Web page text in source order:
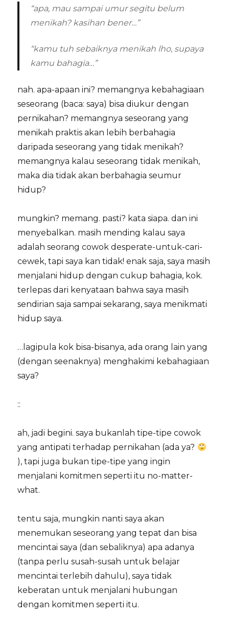
“apa, mau sampai umur segitu belum
menikah? kasihan bener…”
“kamu tuh sebaiknya menikah lho, supaya
kamu bahagia…”
nah. apa-apaan ini? memangnya kebahagiaan
seseorang (baca: saya) bisa diukur dengan
pernikahan? memangnya seseorang yang
menikah praktis akan lebih berbahagia
daripada seseorang yang tidak menikah?
memangnya kalau seseorang tidak menikah,
maka dia tidak akan berbahagia seumur
hidup?
mungkin? memang. pasti? kata siapa. dan ini
menyebalkan. masih mending kalau saya
adalah seorang cowok desperate-untuk-cari-
cewek, tapi saya kan tidak! enak saja, saya masih
menjalani hidup dengan cukup bahagia, kok.
terlepas dari kenyataan bahwa saya masih
sendirian saja sampai sekarang, saya menikmati
hidup saya.
…lagipula kok bisa-bisanya, ada orang lain yang
(dengan seenaknya) menghakimi kebahagiaan
saya?
::
ah, jadi begini. saya bukanlah tipe-tipe cowok
yang antipati terhadap pernikahan (ada ya?
), tapi juga bukan tipe-tipe yang ingin
menjalani komitmen seperti itu no-matter-
what.
tentu saja, mungkin nanti saya akan
menemukan seseorang yang tepat dan bisa
mencintai saya (dan sebaliknya) apa adanya
(tanpa perlu susah-susah untuk belajar
mencintai terlebih dahulu), saya tidak
keberatan untuk menjalani hubungan
dengan komitmen seperti itu.